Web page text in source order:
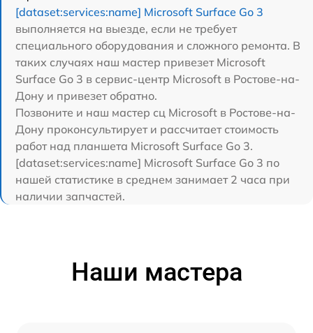
[dataset:services:name] Microsoft Surface Go 3
выполняется на выезде, если не требует
специального оборудования и сложного ремонта. В
таких случаях наш мастер привезет Microsoft
Surface Go 3 в сервис-центр Microsoft в Ростове-на-
Дону и привезет обратно.
Позвоните и наш мастер сц Microsoft в Ростове-на-
Дону проконсультирует и рассчитает стоимость
работ над планшета Microsoft Surface Go 3.
[dataset:services:name] Microsoft Surface Go 3 по
нашей статистике в среднем занимает 2 часа при
наличии запчастей.
Наши мастера